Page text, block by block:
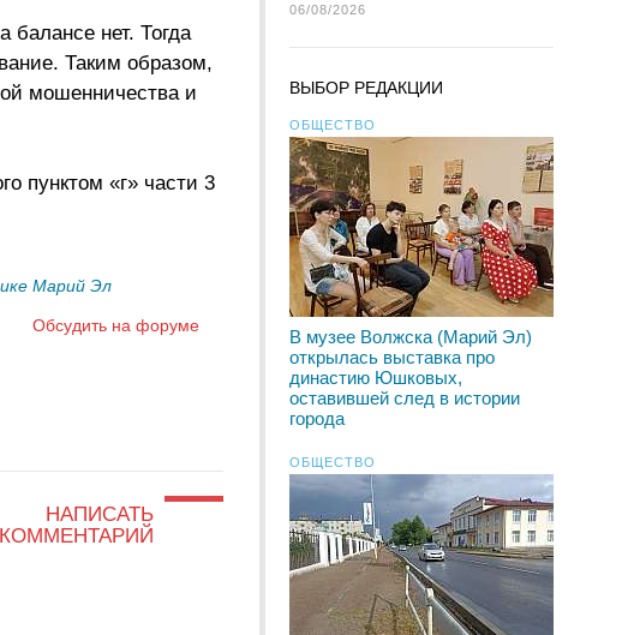
балансе нет. Тогда
Таким образом,
мошенничества и
пунктом «г» части 3
Марий Эл
Обсудить на форуме
НАПИСАТЬ
КОММЕНТАРИЙ
06/08/2026
ВЫБОР РЕДАКЦИИ
ОБЩЕСТВО
В музее Волжска (Марий Эл)
открылась выставка про
династию Юшковых,
оставившей след в истории
города
ОБЩЕСТВО